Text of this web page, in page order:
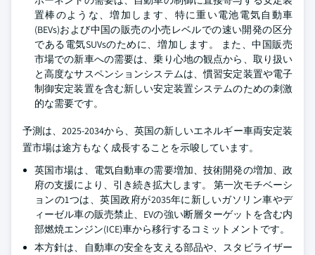
置棒のような、増加します、特に重い電池電気自動車
(BEVs)および中国の販売の小売レベルでの速い開発の区分
である電気SUVsのために、増加します。 また、中国販売
市場での新車への需要は、乗り心地の観点から、取り扱い
と高度なサスペンションシステムは、慣習安定装置や電子
制御安定装置を含む新しい安定装置システムのための刺激
的な需要です。
予測は、2025-2034から、英国の新しいエネルギー車両安定装
置市場は途方もなく成長することを示唆しています。
英国市場は、電気自動車の需要増加、技術開発の増加、政
府の支援により、引き続き拡大します。 第一次モチベーシ
ョンの1つは、英国政府が2035年に新しいガソリン車やデ
ィーゼル車の販売禁止、EVの強い断層ターゲットを含む内
部燃焼エンジン(ICE)車から移行するコミットメントです。
本方針は、自動車の安全を支える部品や、スタビライザー